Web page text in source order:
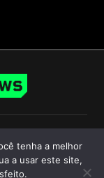
tenha a melhor
a usar este site,